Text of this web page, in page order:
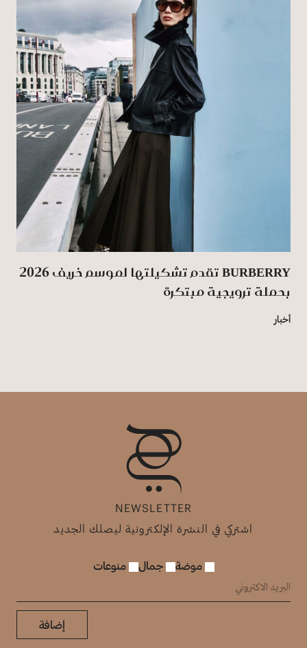
BURBERRY تقدم تشكيلتها لموسم خريف 2026
بحملة ترويجية مبتكرة
أخبار
NEWSLETTER
اشتركي في النشرة الإلكترونية ليصلك الجديد
موضة جمال منوعات
إضافة